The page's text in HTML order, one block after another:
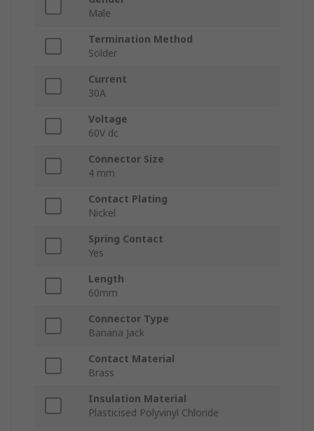
Male
Termination Method
Solder
Current
30A
Voltage
60V dc
Connector Size
4 mm
Contact Plating
Nickel
Spring Contact
Yes
Length
60mm
Connector Type
Banana Jack
Contact Material
Brass
Insulation Material
Plasticised Polyvinyl Chloride